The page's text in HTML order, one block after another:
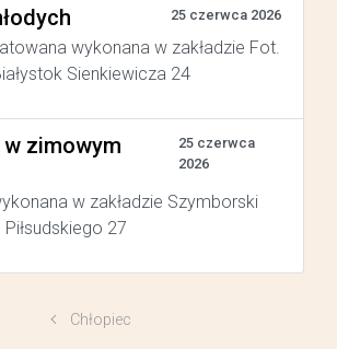
25 czerwca 2026
wykonana w zakładzie Fot.
Sienkiewicza 24
zimowym
25 czerwca
2026
w zakładzie Szymborski
27
Chłopiec